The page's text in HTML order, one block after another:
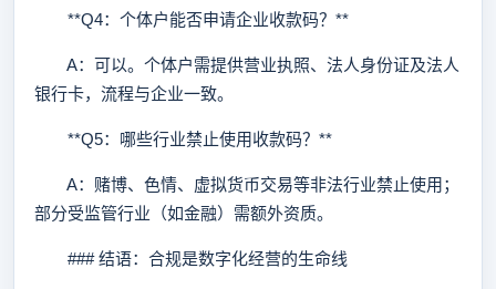
**Q4：个体户能否申请企业收款码？**
A：可以。个体户需提供营业执照、法人身份证及法人
银行卡，流程与企业一致。
**Q5：哪些行业禁止使用收款码？**
A：赌博、色情、虚拟货币交易等非法行业禁止使用；
部分受监管行业（如金融）需额外资质。
### 结语：合规是数字化经营的生命线